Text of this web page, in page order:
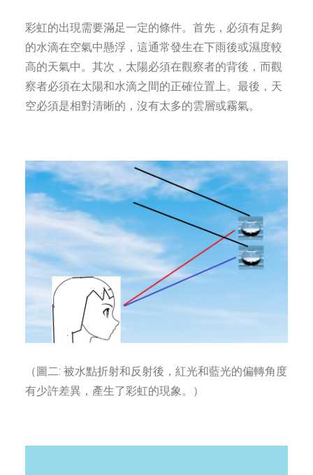
彩虹的出現需要滿足一定的條件。首先，必須有足夠
的水滴在空氣中懸浮，這通常發生在下雨後或濕度較
高的天氣中。其次，太陽必須在觀察者的背後，而觀
察者必須在太陽和水滴之間的正確位置上。最後，天
空必須是相對清晰的，沒有太多的雲層或霧氣。
（圖二: 被水點折射和反射後，紅光和藍光的偏轉角度
有少許差異，產生了彩虹的現象。）